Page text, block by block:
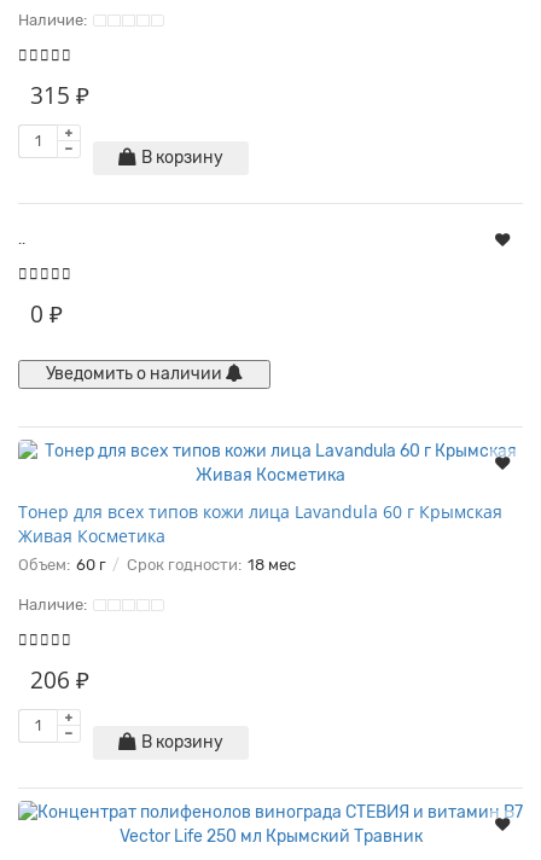
Наличие:
315 ₽
В корзину
..
0 ₽
Уведомить о наличии
Тонер для всех типов кожи лица Lavandula 60 г Крымская
Живая Косметика
Объем: 60 г Срок годности: 18 мес
Наличие:
206 ₽
В корзину